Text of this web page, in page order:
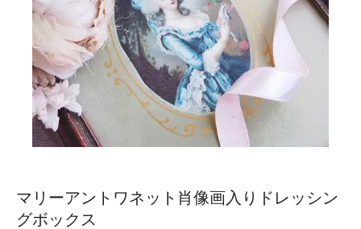
マリーアントワネット肖像画入りドレッシン
グボックス